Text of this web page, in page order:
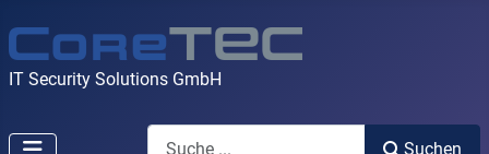
IT Security Solutions GmbH
Search
Suchen